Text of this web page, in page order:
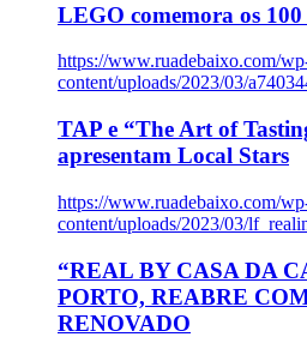
LEGO comemora os
https://www.ruadebaixo.com/
content/uploads/2023/03/
TAP e “The Art of
apresentam Local Stars
https://www.ruadebaixo.com/
content/uploads/2023/03/
“REAL BY CASA DA
PORTO, REABRE
RENOVADO